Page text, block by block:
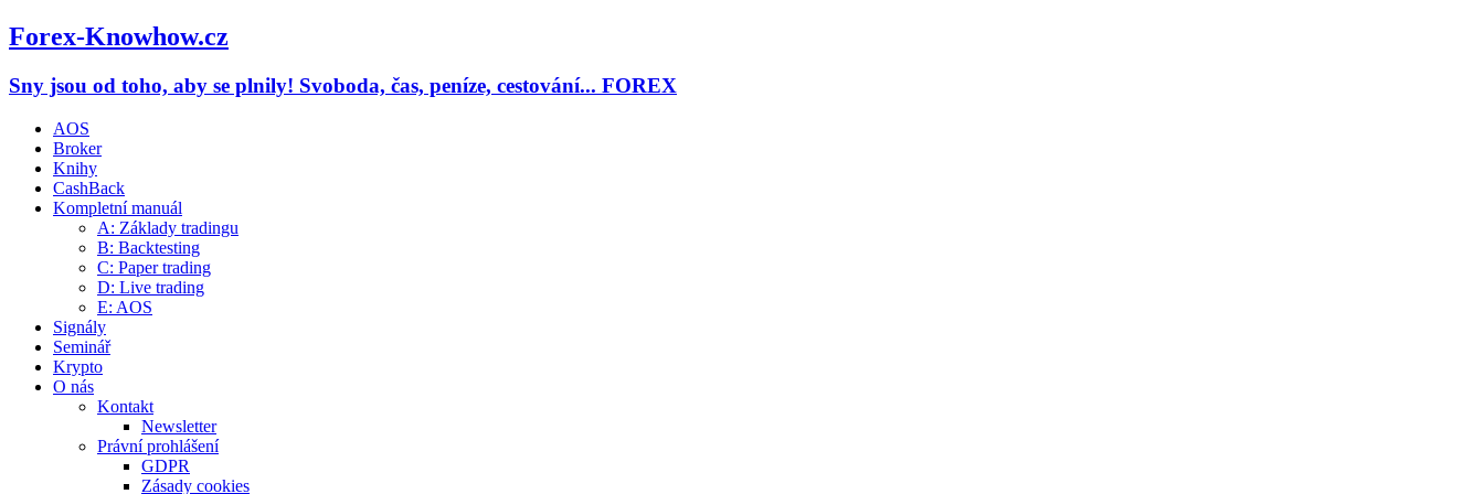
Forex-Knowhow.cz
Sny jsou od toho, aby se plnily! Svoboda, čas, peníze, cestování... FOREX
AOS
Broker
Knihy
CashBack
Kompletní manuál
A: Základy tradingu
B: Backtesting
C: Paper trading
D: Live trading
E: AOS
Signály
Seminář
Krypto
O nás
Kontakt
Newsletter
Právní prohlášení
GDPR
Zásady cookies